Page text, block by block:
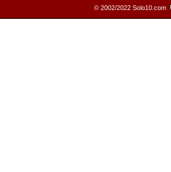
© 2002/2022 Solo10.com